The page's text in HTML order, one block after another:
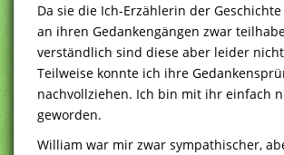
Da sie die Ich-Erzählerin der
an ihren Gedankengängen zwar
verständlich sind diese aber leider
Teilweise konnte ich ihre
nachvollziehen. Ich bin mit ihr einfach
geworden.
William war mir zwar sympathischer,